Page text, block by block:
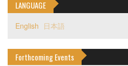
LANGUAGE
English 日本語
Forthcoming Events